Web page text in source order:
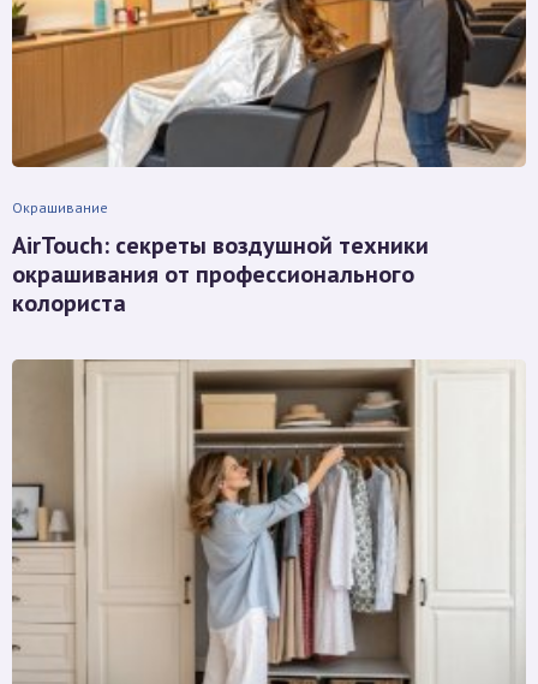
Окрашивание
AirTouch: секреты воздушной техники
окрашивания от профессионального
колориста